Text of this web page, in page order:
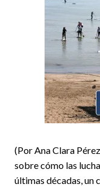
(Por Ana Clara
sobre cómo las
últimas décadas, un